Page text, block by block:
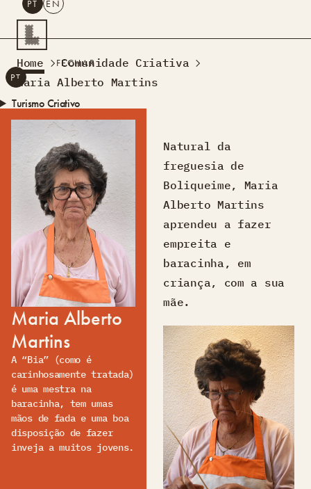
PESQUISAR
PT EN
Turismo Criativo
Rede de Oficinas
Formação
Residências Criativas
A AcontecerMontra
Sobre Nós
Contactos
PT EN
FECHAR
Home
Comunidade Criativa
Maria Alberto Martins
Maria Alberto
Martins
A “Bia” (como é
carinhosamente tratada)
é uma mestra na
baracinha, tem umas
mãos de fada e uma boa
disposição de fazer
inveja a muitos jovens.
Natural da
freguesia de
Boliqueime, Maria
Alberto Martins
aprendeu a fazer
empreita e
baracinha, em
criança, com a sua
mãe.